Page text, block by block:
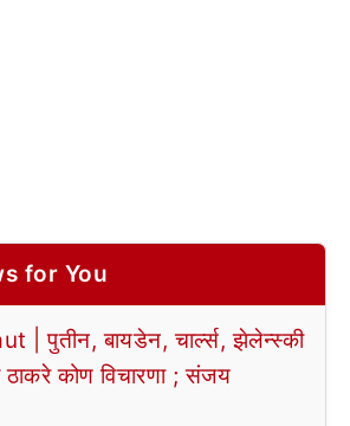
for You
| पुतीन, बायडेन, चार्ल्स, झेलेन्स्की
ठाकरे कोण विचारणा ; संजय